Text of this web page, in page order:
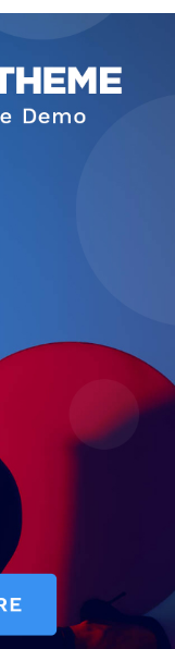
ئاناسەھىپە
بىز كىم؟